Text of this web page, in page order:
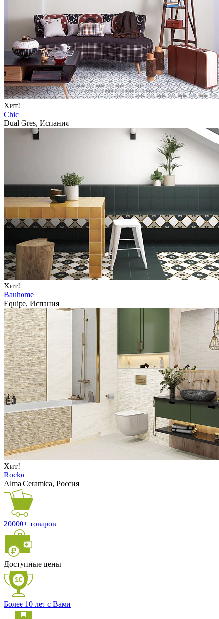
Хит!
Chic
Dual Gres, Испания
Хит!
Bauhome
Equipe, Испания
Хит!
Rocko
Alma Ceramica, Россия
20000+ товаров
Доступные цены
Более 10 лет с Вами